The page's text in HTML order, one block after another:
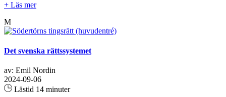
+ Läs mer
M
Det svenska rättssystemet
av: Emil Nordin
2024-09-06
Lästid 14 minuter